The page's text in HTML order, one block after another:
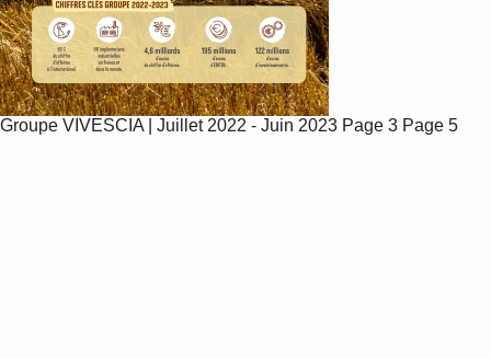
Groupe VIVESCIA | Juillet 2022 - Juin 2023 Page 3 Page 5